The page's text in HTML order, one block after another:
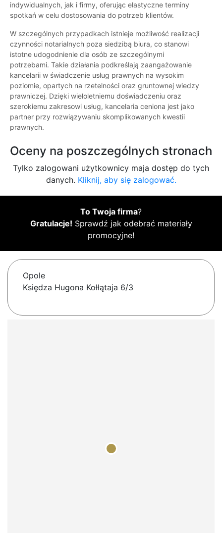
indywidualnych, jak i firmy, oferując elastyczne terminy
spotkań w celu dostosowania do potrzeb klientów.
W szczególnych przypadkach istnieje możliwość realizacji
czynności notarialnych poza siedzibą biura, co stanowi
istotne udogodnienie dla osób ze szczególnymi
potrzebami. Takie działania podkreślają zaangażowanie
kancelarii w świadczenie usług prawnych na wysokim
poziomie, opartych na rzetelności oraz gruntownej wiedzy
prawniczej. Dzięki wieloletniemu doświadczeniu oraz
szerokiemu zakresowi usług, kancelaria ceniona jest jako
partner przy rozwiązywaniu skomplikowanych kwestii
prawnych.
Oceny na poszczególnych stronach
Tylko zalogowani użytkownicy maja dostęp do tych
danych. Kliknij, aby się zalogować.
To Twoja firma?
Gratulacje! Sprawdź jak odebrać materiały
promocyjne!
Opole
Księdza Hugona Kołłątaja 6/3